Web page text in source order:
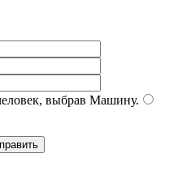
выбрав Машину.